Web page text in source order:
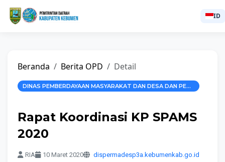
ID
Beranda Berita OPD Detail
DINAS PEMBERDAYAAN MASYARAKAT DAN DESA DAN PEMBERDAYAAN PEREMPUAN DAN PERLINDUNGAN ANAK
Rapat Koordinasi KP SPAMS
2020
RIA 10 Maret 2020 dispermadesp3a.kebumenkab.go.id